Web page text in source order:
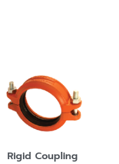
Rigid Coupling